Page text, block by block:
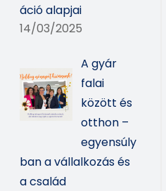
áció alapjai
14/03/2025
A gyár
falai
között és
otthon –
egyensúly
ban a vállalkozás és
a család